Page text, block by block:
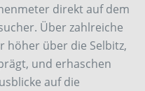
direkt auf dem
Über zahlreiche
höher über die Selbitz,
und erhaschen
auf die